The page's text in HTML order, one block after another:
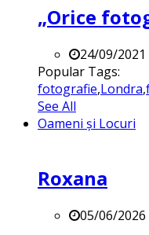
„Orice
24/09/2021
Popular Tags:
fotografie,Londra,
See All
Oameni și Locuri
Roxana
05/06/2026